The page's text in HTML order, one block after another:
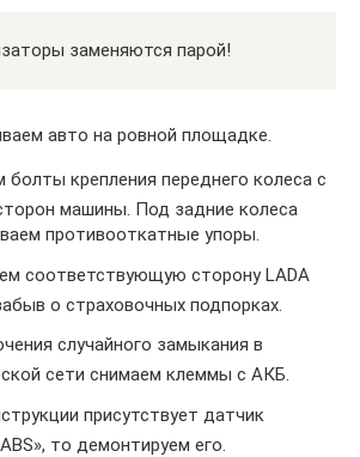
заменяются парой!
авто на ровной площадке.
болты крепления переднего колеса с
машины. Под задние колеса
противооткатные упоры.
соответствующую сторону LADA
о страховочных подпорках.
случайного замыкания в
сети снимаем клеммы с АКБ.
присутствует датчик
то демонтируем его.